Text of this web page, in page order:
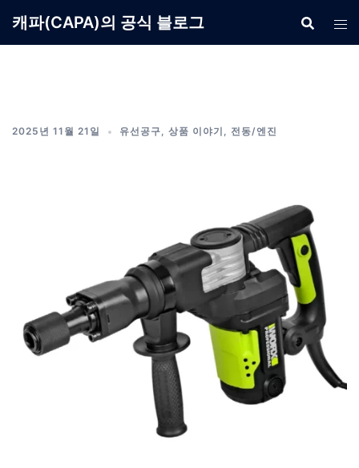
캐파(CAPA)의 공식 블로그
2025년 11월 21일 유선공구, 상품 이야기 , 전동/엔진